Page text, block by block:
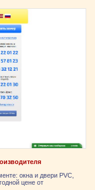
окна и двери PVC,
цене от